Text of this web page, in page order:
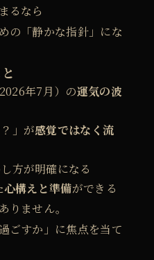
るなら
の「静かな指針」にな
年7月）の運気の波
」が感覚ではなく流
方が明確になる
心構えと準備ができる
りません。
ごすか」に焦点を当て